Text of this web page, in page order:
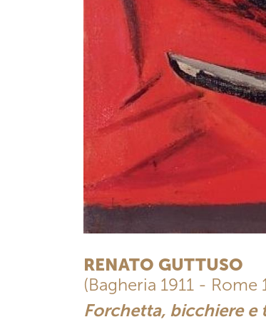
RENATO GUTTUSO
(Bagheria 1911 - Rome
Forchetta, bicchiere e